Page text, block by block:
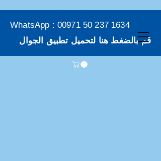
WhatsApp : 00971 50 237 1634
قم بالضغط هنا لتحميل تطبيق الجوال